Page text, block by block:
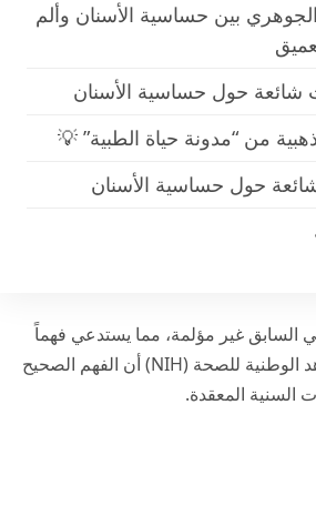
بين حساسية الأسنان وألم
شائعة حول حساسية الأسنان
من “مدونة حياة الطبية” 💡
حول حساسية الأسنان
السابق غير مؤلمة، مما يستدعي فهماً
عميقاً لآليات انتقال الألم عبر عصب السن. تؤكد الأبحاث الصادرة عن المعاهد الوطنية للصحة (NIH) أن الفهم الصحيح
السنية المعقدة.